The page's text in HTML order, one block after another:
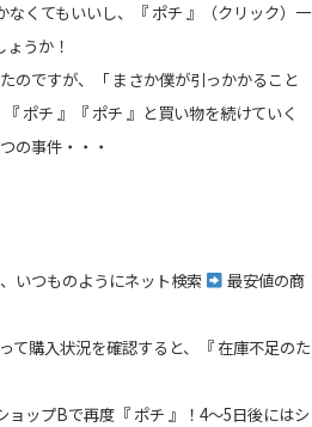
なくてもいいし、『 ポチ 』（クリック）一
うか！
のですが、「 まさか僕が引っかかること
ポチ 』『 ポチ 』と買い物を続けていく
の事件・・・
いつものようにネット検索
最安値の商
て購入状況を確認すると、『 在庫不足のた
ップBで再度『 ポチ 』！4～5日後にはシ